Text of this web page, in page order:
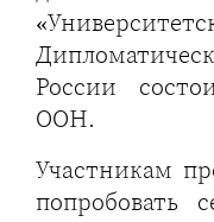
России
ООН.
Участникам
попробовать